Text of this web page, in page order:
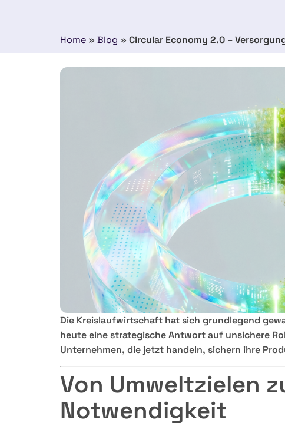
Home » Blog » Circular Economy 2.0 –
Die Kreislaufwirtschaft hat sich grundlegend
heute eine strategische Antwort auf unsichere
Unternehmen, die jetzt handeln, sichern ihre
Von Umweltzielen
Notwendigkeit